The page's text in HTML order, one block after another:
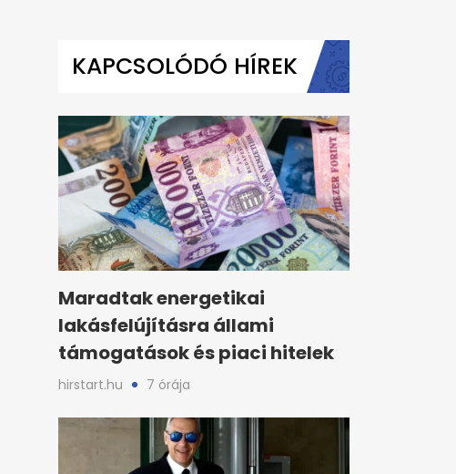
KAPCSOLÓDÓ HÍREK
Maradtak energetikai
lakásfelújításra állami
támogatások és piaci hitelek
hirstart.hu 7 órája